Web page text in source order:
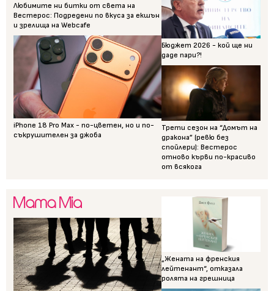
Любимите ни битки от света на
Вестерос: Подредени по вкуса за екшън
и зрелища на Webcafe
iPhone 18 Pro Max - по-цветен, но и по-
съкрушителен за джоба
Бюджет 2026 - кой ще ни
даде пари?!
Трети сезон на “Домът на
дракона” (ревю без
спойлери): Вестерос
отново кърви по-красиво
от всякога
„Жената на френския
лейтенант“, отказала
ролята на грешница